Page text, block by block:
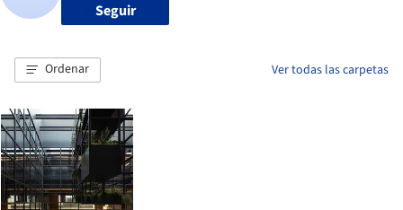
Seguir
Ordenar Ver todas las carpetas